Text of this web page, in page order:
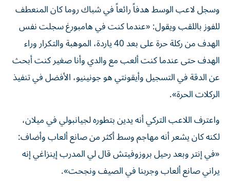
وسجل لاعب الوسط هدفاً رائعاً في شباك روما كان المنعطف
للفوز باللقب ويقول: «عندما كنت في هامبورغ سجلت نفس
الهدف من ركلة حرة على بعد 40 ياردة، الموهبة والتكرار وراء
الهدف حتى عندما كنت ألعب مع والدي وأنا صغير كنت أبحث
عن الدقة في التسجيل وأيقونتي هو جونينيو، الأفضل في تنفيذ
الركلات الحرة».
واعترف اللاعب التركي أنه يدين بتطوره لجيانبولي في ميلان،
لكنه كان يشعر أنه مهاجم وسط أكثر من صانع ألعاب وأضاف:
«في إنتر وبعد رحيل بروزوفيتش قال لي المدرب إينزاغي إنه
يراني صانع ألعاب وجربنا في الصيف ونجحت».